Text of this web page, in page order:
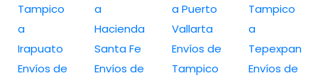
Tampico
a
Irapuato
Envíos de
a
Hacienda
Santa Fe
Envíos de
a Puerto
Vallarta
Envíos de
Tampico
Tampico
a
Tepexpan
Envíos de